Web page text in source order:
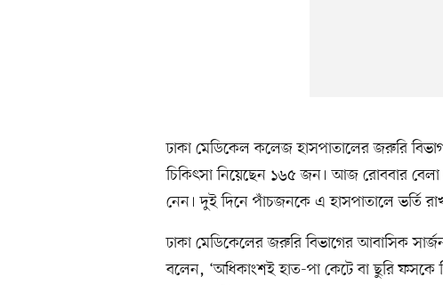
ঢাকা মেডিকেল কলেজ হাসপাতালের জরুরি
চিকিৎসা নিয়েছেন ১৬৫ জন। আজ রোববার
নেন। দুই দিনে পাঁচজনকে এ হাসপাতালে ভর্তি
ঢাকা মেডিকেলের জরুরি বিভাগের আবাসিক
বলেন, ‘অধিকাংশই হাত-পা কেটে বা ছুরি